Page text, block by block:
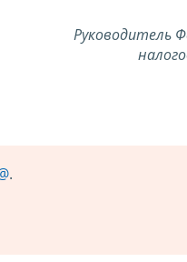
Руководитель
.